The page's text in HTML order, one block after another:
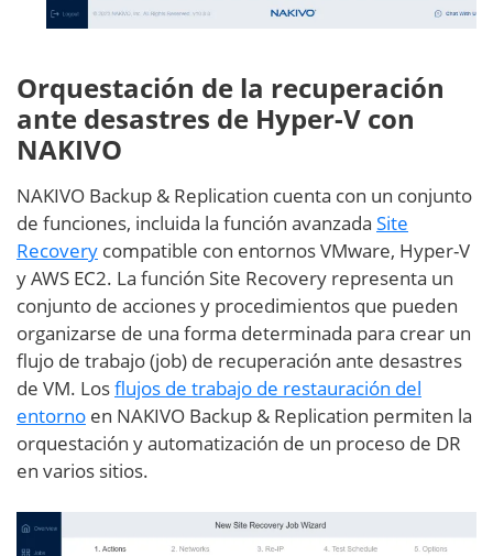
Orquestación de la recuperación
ante desastres de Hyper-V con
NAKIVO
NAKIVO Backup & Replication cuenta con un conjunto
de funciones, incluida la función avanzada Site
Recovery compatible con entornos VMware, Hyper-V
y AWS EC2. La función Site Recovery representa un
conjunto de acciones y procedimientos que pueden
organizarse de una forma determinada para crear un
flujo de trabajo (job) de recuperación ante desastres
de VM. Losflujos de trabajo de restauración del
entorno en NAKIVO Backup & Replication permiten la
orquestación y automatización de un proceso de DR
en varios sitios.